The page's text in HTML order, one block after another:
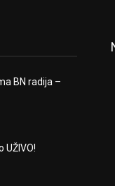
BN radija –
UŽIVO!